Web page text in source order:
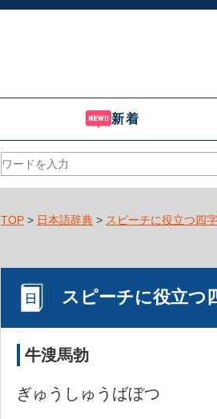
新着
TOP > 日本語辞典 > スピーチに役立つ四
スピーチに役立つ
牛溲馬勃
ぎゅうしゅうばぼつ